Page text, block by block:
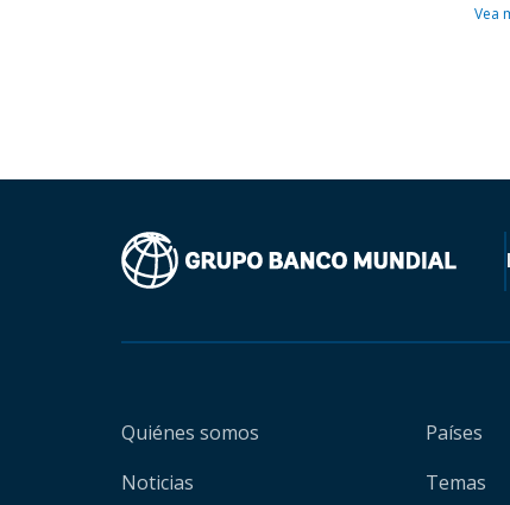
Vea
Quiénes somos
Noticias
Países
Temas